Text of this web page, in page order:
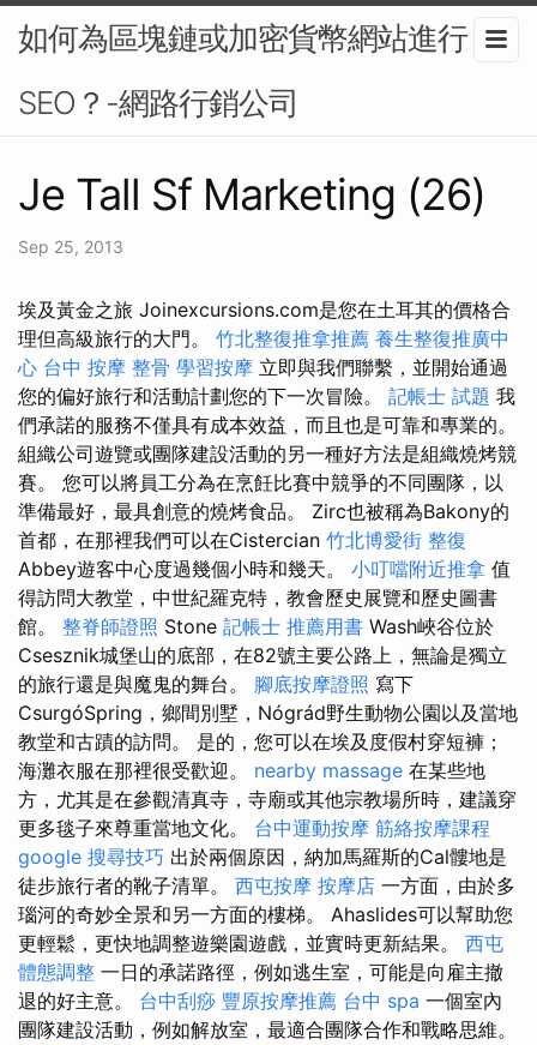
如何為區塊鏈或加密貨幣網站進行
SEO？-網路行銷公司
Je Tall Sf Marketing (26)
Sep 25, 2013
埃及黃金之旅 Joinexcursions.com是您在土耳其的價格合
理但高級旅行的大門。 竹北整復推拿推薦 養生整復推廣中
心 台中 按摩 整骨 學習按摩 立即與我們聯繫，並開始通過
您的偏好旅行和活動計劃您的下一次冒險。 記帳士 試題 我
們承諾的服務不僅具有成本效益，而且也是可靠和專業的。
組織公司遊覽或團隊建設活動的另一種好方法是組織燒烤競
賽。 您可以將員工分為在烹飪比賽中競爭的不同團隊，以
準備最好，最具創意的燒烤食品。 Zirc也被稱為Bakony的
首都，在那裡我們可以在Cistercian 竹北博愛街 整復
Abbey遊客中心度過幾個小時和幾天。 小叮噹附近推拿 值
得訪問大教堂，中世紀羅克特，教會歷史展覽和歷史圖書
館。 整脊師證照 Stone 記帳士 推薦用書 Wash峽谷位於
Csesznik城堡山的底部，在82號主要公路上，無論是獨立
的旅行還是與魔鬼的舞台。 腳底按摩證照 寫下
CsurgóSpring，鄉間別墅，Nógrád野生動物公園以及當地
教堂和古蹟的訪問。 是的，您可以在埃及度假村穿短褲；
海灘衣服在那裡很受歡迎。 nearby massage 在某些地
方，尤其是在參觀清真寺，寺廟或其他宗教場所時，建議穿
更多毯子來尊重當地文化。 台中運動按摩 筋絡按摩課程
google 搜尋技巧 出於兩個原因，納加馬羅斯的Cal髏地是
徒步旅行者的靴子清單。 西屯按摩 按摩店 一方面，由於多
瑙河的奇妙全景和另一方面的樓梯。 Ahaslides可以幫助您
更輕鬆，更快地調整遊樂園遊戲，並實時更新結果。 西屯
體態調整 一日的承諾路徑，例如逃生室，可能是向雇主撤
退的好主意。 台中刮痧 豐原按摩推薦 台中 spa 一個室內
團隊建設活動，例如解放室，最適合團隊合作和戰略思維。